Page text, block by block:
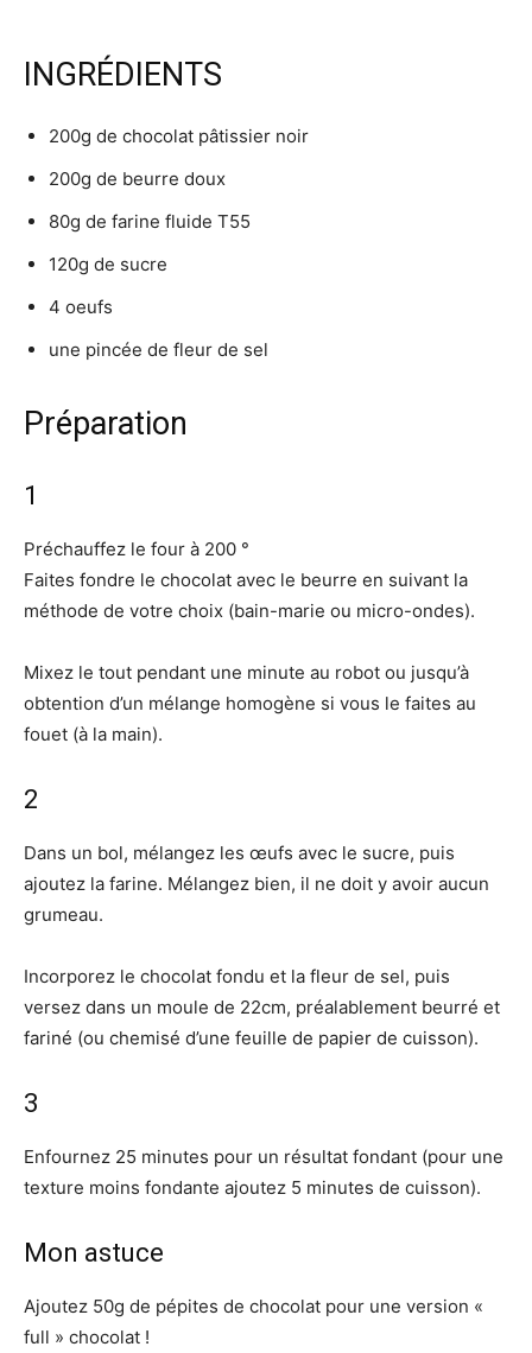
INGRÉDIENTS
200g de chocolat pâtissier noir
200g de beurre doux
80g de farine fluide T55
120g de sucre
4 oeufs
une pincée de fleur de sel
Préparation
1
Préchauffez le four à 200 °
Faites fondre le chocolat avec le beurre en suivant la
méthode de votre choix (bain-marie ou micro-ondes).
Mixez le tout pendant une minute au robot ou jusqu’à
obtention d’un mélange homogène si vous le faites au
fouet (à la main).
2
Dans un bol, mélangez les œufs avec le sucre, puis
ajoutez la farine. Mélangez bien, il ne doit y avoir aucun
grumeau.
Incorporez le chocolat fondu et la fleur de sel, puis
versez dans un moule de 22cm, préalablement beurré et
fariné (ou chemisé d’une feuille de papier de cuisson).
3
Enfournez 25 minutes pour un résultat fondant (pour une
texture moins fondante ajoutez 5 minutes de cuisson).
Mon astuce
Ajoutez 50g de pépites de chocolat pour une version «
full » chocolat !